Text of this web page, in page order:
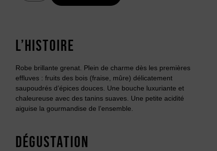
L’HISTOIRE
Robe brillante grenat. Plein de charme dès les premières
effluves : fruits des bois (fraise, mûre) délicatement
saupoudrés d’épices douces. Une bouche luxuriante et
chaleureuse avec des tanins suaves. Une petite acidité
aiguise la gourmandise de l’ensemble.
DÉGUSTATION